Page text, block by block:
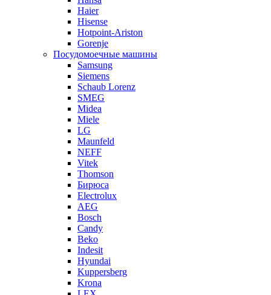
Haier
Hisense
Hotpoint-Ariston
Gorenje
Посудомоечные машины
Samsung
Siemens
Schaub Lorenz
SMEG
Midea
Miele
LG
Maunfeld
NEFF
Vitek
Thomson
Бирюса
Electrolux
AEG
Bosch
Candy
Beko
Indesit
Hyundai
Kuppersberg
Krona